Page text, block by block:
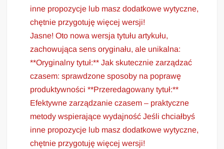
inne propozycje lub masz dodatkowe wytyczne,
chętnie przygotuję więcej wersji!
Jasne! Oto nowa wersja tytułu artykułu,
zachowująca sens oryginału, ale unikalna:
**Oryginalny tytuł:** Jak skutecznie zarządzać
czasem: sprawdzone sposoby na poprawę
produktywności **Przeredagowany tytuł:**
Efektywne zarządzanie czasem – praktyczne
metody wspierające wydajność Jeśli chciałbyś
inne propozycje lub masz dodatkowe wytyczne,
chętnie przygotuję więcej wersji!